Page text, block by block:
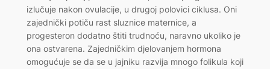
izlučuje nakon ovulacije, u drugoj polovici ciklusa. Oni
zajednički potiču rast sluznice maternice, a
progesteron dodatno štiti trudnoću, naravno ukoliko je
ona ostvarena. Zajedničkim djelovanjem hormona
omogućuje se da se u jajniku razvija mnogo folikula koji